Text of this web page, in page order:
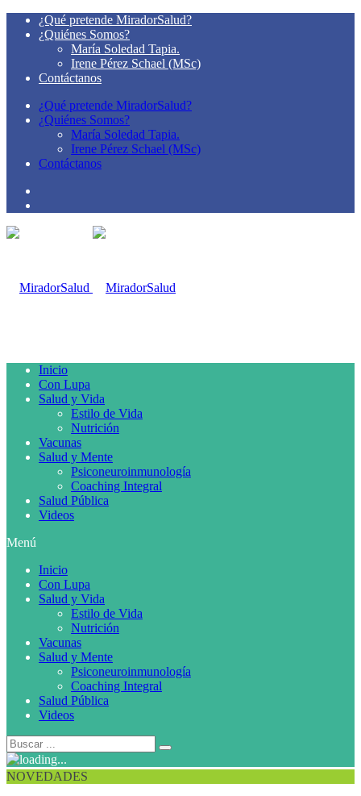
¿Qué pretende MiradorSalud?
¿Quiénes Somos?
María Soledad Tapia.
Irene Pérez Schael (MSc)
Contáctanos
¿Qué pretende MiradorSalud?
¿Quiénes Somos?
María Soledad Tapia.
Irene Pérez Schael (MSc)
Contáctanos
Inicio
Con Lupa
Salud y Vida
Estilo de Vida
Nutrición
Vacunas
Salud y Mente
Psiconeuroinmunología
Coaching Integral
Salud Pública
Videos
Menú
Inicio
Con Lupa
Salud y Vida
Estilo de Vida
Nutrición
Vacunas
Salud y Mente
Psiconeuroinmunología
Coaching Integral
Salud Pública
Videos
NOVEDADES